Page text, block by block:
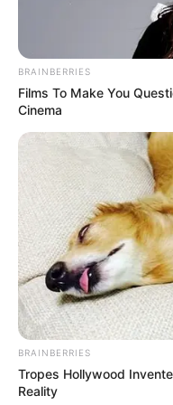
Συνέντευξη
τον λόγο Πούτιν:
Νικηφόρας...
Κυριακή, 2 Οκτωβρίου
Συνέντευξη Alexander
BRAINBERRIES
Films To Make You
Cinema
BRAINBERRIES
Tropes Hollywood
Reality